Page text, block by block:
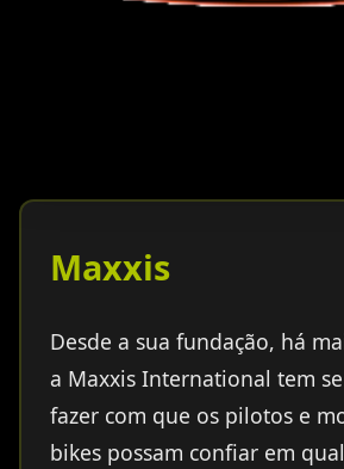
Maxxis
Desde a sua fundação, há
a Maxxis International tem
fazer com que os pilotos e
bikes possam confiar em